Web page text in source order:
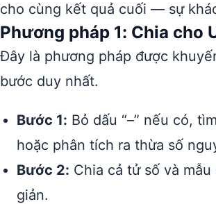
cho cùng kết quả cuối — sự
Phương pháp 1: Chia cho
Đây là phương pháp được
bước duy nhất.
Bước 1: Bỏ dấu “–” nếu có,
hoặc phân tích ra thừa số
Bước 2: Chia cả tử số và
giản.